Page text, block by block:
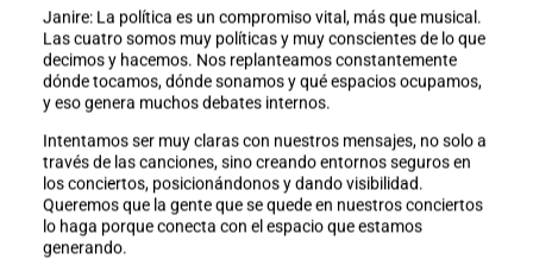
Janire: La política es un compromiso vital, más que musical.
Las cuatro somos muy políticas y muy conscientes de lo que
decimos y hacemos. Nos replanteamos constantemente
dónde tocamos, dónde sonamos y qué espacios ocupamos,
y eso genera muchos debates internos.
Intentamos ser muy claras con nuestros mensajes, no solo a
través de las canciones, sino creando entornos seguros en
los conciertos, posicionándonos y dando visibilidad.
Queremos que la gente que se quede en nuestros conciertos
lo haga porque conecta con el espacio que estamos
generando.